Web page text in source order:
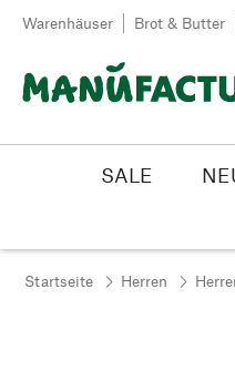
Zum Inhalt springen
Warenhäuser Brot & Butter
SALE
Startseite Herren